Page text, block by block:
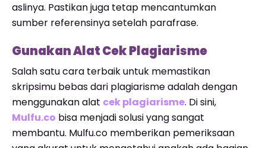
aslinya. Pastikan juga tetap mencantumkan
sumber referensinya setelah parafrase.
Gunakan Alat Cek Plagiarisme
Salah satu cara terbaik untuk memastikan
skripsimu bebas dari plagiarisme adalah dengan
menggunakan alat cek plagiarisme. Di sini,
Mulfu.co bisa menjadi solusi yang sangat
membantu. Mulfu.co memberikan pemeriksaan